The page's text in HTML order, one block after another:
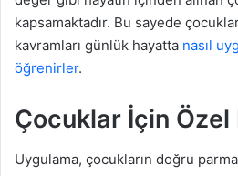
kapsamaktadır. Bu sayede
kavramları günlük hayatta nasıl
öğrenirler.
Çocuklar İçin
Uygulama, çocukların doğru